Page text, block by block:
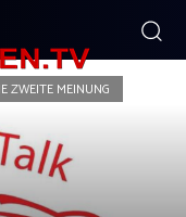
ZWEITE MEINUNG